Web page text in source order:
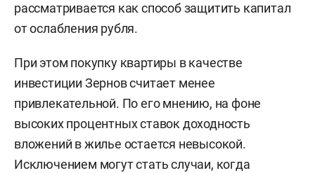
рассматривается как способ защитить капитал
от ослабления рубля.
При этом покупку квартиры в качестве
инвестиции Зернов считает менее
привлекательной. По его мнению, на фоне
высоких процентных ставок доходность
вложений в жилье остается невысокой.
Исключением могут стать случаи, когда